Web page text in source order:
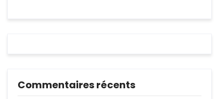
Commentaires récents